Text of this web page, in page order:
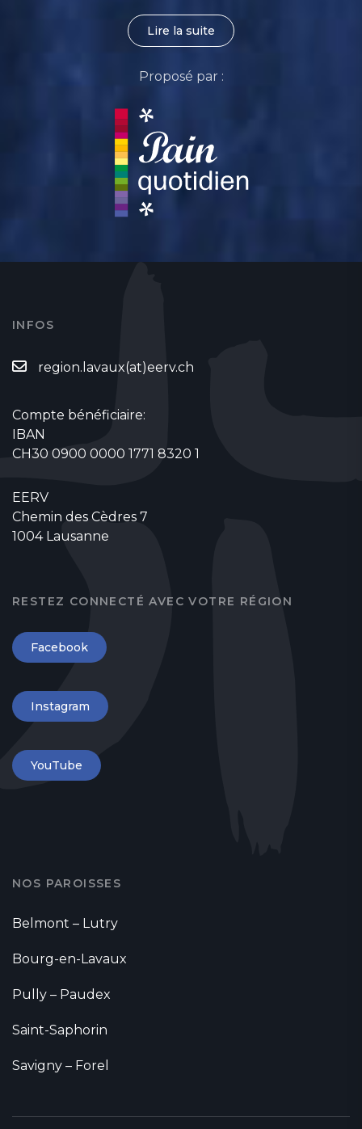
Lire la suite
Proposé par :
INFOS
region.lavaux(at)eerv.ch
Compte bénéficiaire:
IBAN
CH30 0900 0000 1771 8320 1
EERV
Chemin des Cèdres 7
1004 Lausanne
RESTEZ CONNECTÉ AVEC VOTRE RÉGION
Facebook
Instagram
YouTube
NOS PAROISSES
Belmont – Lutry
Bourg-en-Lavaux
Pully – Paudex
Saint-Saphorin
Savigny – Forel